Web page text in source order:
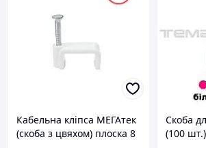
Кабельна кліпса МЕГАтек
(скоба з цвяхом) плоска 8
Скоба
(100